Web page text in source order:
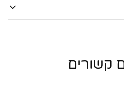
קשורים